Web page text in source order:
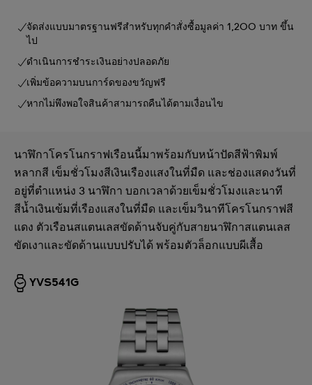
จัดส่งแบบมาตรฐานฟรีสำหรับทุกคำสั่งซื้อมูลค่า 1,200 บาท ขึ้น
ไป
ดำเนินการชำระเงินอย่างปลอดภัย
เพิ่มข้อความบนการ์ดของขวัญฟรี
หากไม่พึงพอใจสินค้าสามารถคืนได้ตามเงื่อนไข
นาฬิกาโครโนกราฟเรือนนี้มาพร้อมกับหน้าปัดสีฟ้าพิมพ์
หลากสี เข็มชั่วโมงสีเงินเรืองแสงในที่มืด และช่องแสดงวันที่
อยู่ที่ตำแหน่ง 3 นาฬิกา บอกเวลาด้วยเข็มชั่วโมงและนาที
สีน้ำเงินเข้มที่เรืองแสงในที่มืด และเข็มวินาทีโครโนกราฟสี
แดง ตัวเรือนสแตนเลสขัดด้านจับคู่กับสายนาฬิกาสแตนเลส
ขัดเงาและขัดด้านแบบปรับได้ พร้อมตัวล็อกแบบผีเสื้อ
YVS541G